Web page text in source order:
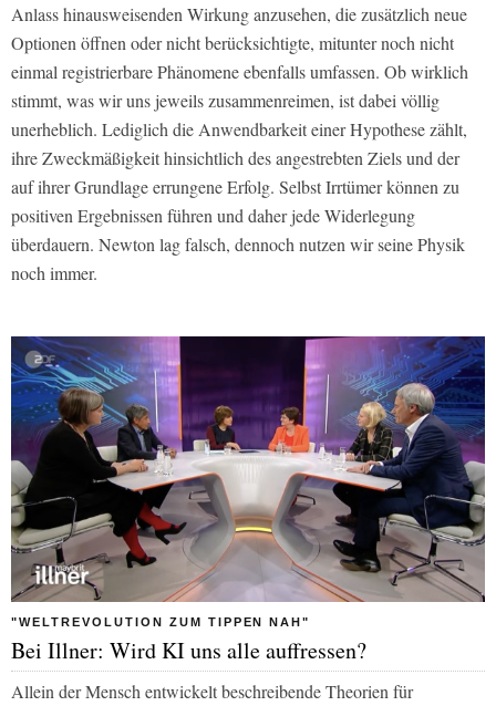
Anlass hinausweisenden Wirkung anzusehen, die zusätzlich neue
Optionen öffnen oder nicht berücksichtigte, mitunter noch nicht
einmal registrierbare Phänomene ebenfalls umfassen. Ob wirklich
stimmt, was wir uns jeweils zusammenreimen, ist dabei völlig
unerheblich. Lediglich die Anwendbarkeit einer Hypothese zählt,
ihre Zweckmäßigkeit hinsichtlich des angestrebten Ziels und der
auf ihrer Grundlage errungene Erfolg. Selbst Irrtümer können zu
positiven Ergebnissen führen und daher jede Widerlegung
überdauern. Newton lag falsch, dennoch nutzen wir seine Physik
noch immer.
"WELTREVOLUTION ZUM TIPPEN NAH"
Bei Illner: Wird KI uns alle auffressen?
Allein der Mensch entwickelt beschreibende Theorien für